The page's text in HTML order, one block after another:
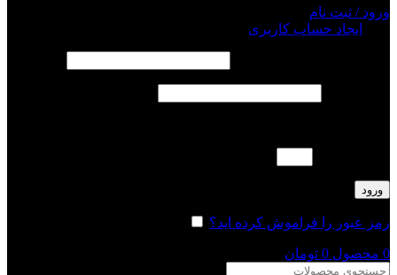
ورود / ثبت نام
ایجاد حساب کاربری
ورود
رمز عبور را فراموش کرده اید؟
0 محصول 0 تومان